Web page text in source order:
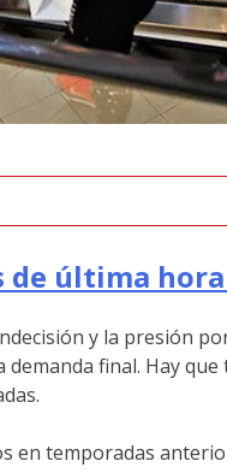
de última
y la presión
final. Hay
en temporadas